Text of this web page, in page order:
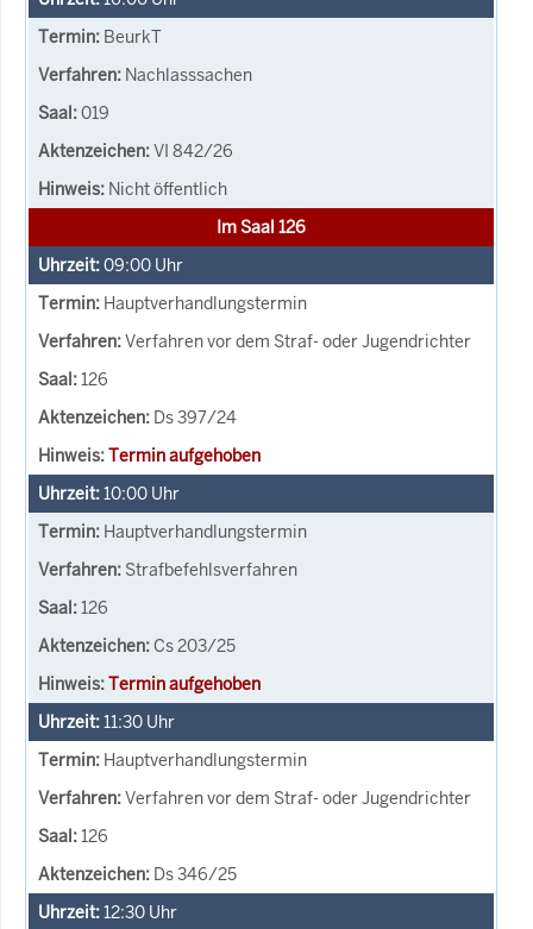
BeurkT
Nachlasssachen
019
VI 842/26
Nicht öffentlich
Im Saal 126
09:00 Uhr
Hauptverhandlungstermin
Verfahren vor dem Straf- oder Jugendrichter
126
Ds 397/24
Termin aufgehoben
10:00 Uhr
Hauptverhandlungstermin
Strafbefehlsverfahren
126
Cs 203/25
Termin aufgehoben
11:30 Uhr
Hauptverhandlungstermin
Verfahren vor dem Straf- oder Jugendrichter
126
Ds 346/25
12:30 Uhr